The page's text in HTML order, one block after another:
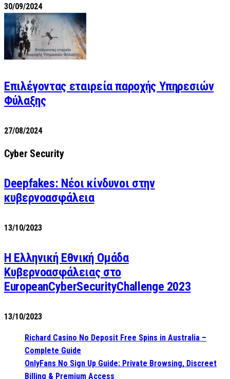
30/09/2024
Επιλέγοντας εταιρεία παροχής Υπηρεσιών
Φύλαξης
27/08/2024
Cyber Security
Deepfakes: Νέοι κίνδυνοι στην
κυβερνοασφάλεια
13/10/2023
Η Ελληνική Εθνική Ομάδα
Κυβερνοασφάλειας στο
EuropeanCyberSecurityChallenge 2023
13/10/2023
Richard Casino No Deposit Free Spins in Australia –
Complete Guide
OnlyFans No Sign Up Guide: Private Browsing, Discreet
Billing & Premium Access